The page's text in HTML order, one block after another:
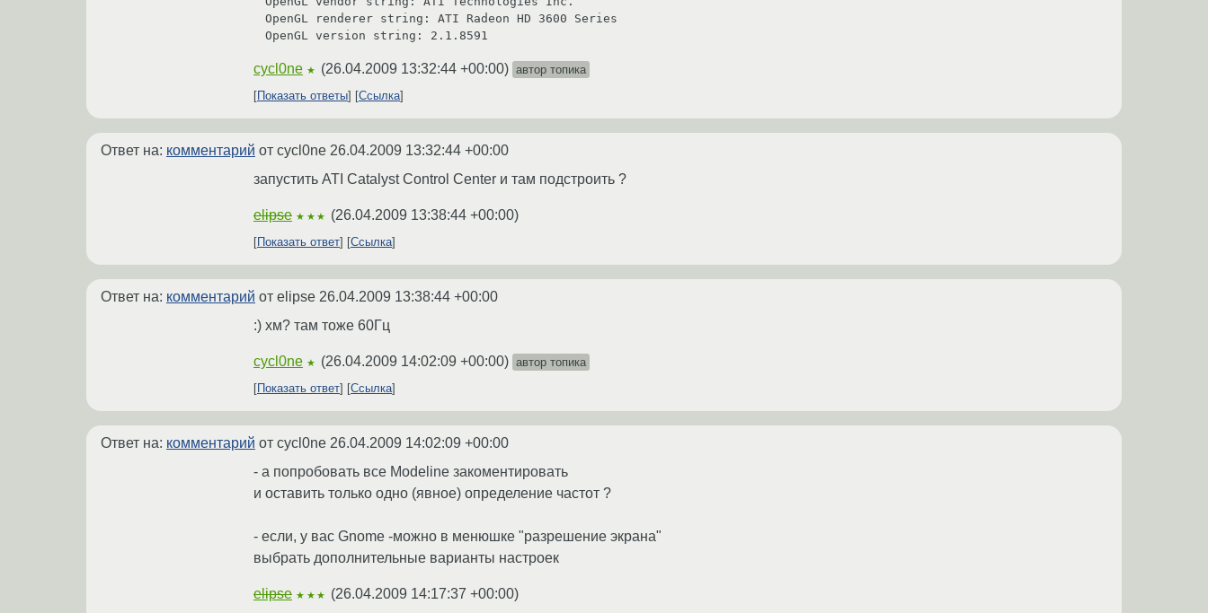
OpenGL renderer string: ATI Radeon HD 3600 Series
OpenGL version string: 2.1.8591
cycl0ne ★ (26.04.2009 13:32:44 +00:00) автор топика
Показать ответы
Ссылка
Ответ на: комментарий от cycl0ne 26.04.2009 13:32:44 +00:00
запустить ATI Catalyst Control Center и там подстроить ?
elipse ★★★ (26.04.2009 13:38:44 +00:00)
Показать ответ Ссылка
Ответ на: комментарий от elipse 26.04.2009 13:38:44 +00:00
:) хм? там тоже 60Гц
cycl0ne ★ (26.04.2009 14:02:09 +00:00) автор топика
Показать ответ
Ссылка
Ответ на: комментарий от cycl0ne 26.04.2009 14:02:09 +00:00
- а попробовать все Modeline закоментировать
и оставить только одно (явное) определение частот ?
- если, у вас Gnome -можно в менюшке "разрешение экрана"
выбрать дополнительные варианты настроек
elipse ★★★ (26.04.2009 14:17:37 +00:00)